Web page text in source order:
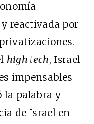
reactivada por
high tech, Israel
impensables
la palabra y
de Israel en